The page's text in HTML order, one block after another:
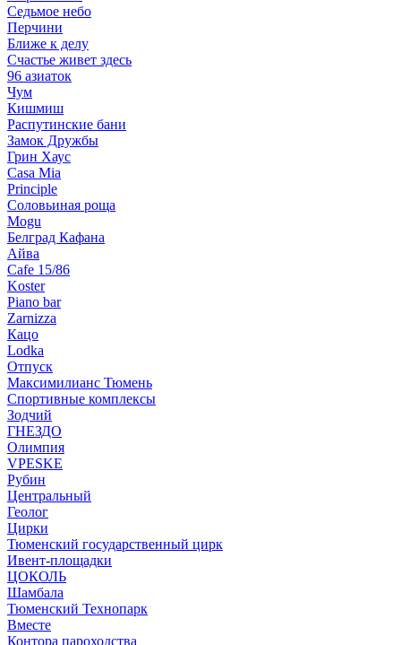
Седьмое небо
Перчини
Ближе к делу
Счастье живет здесь
96 азиаток
Чум
Кишмиш
Распутинские бани
Замок Дружбы
Грин Хаус
Casa Mia
Principle
Соловьиная роща
Mogu
Белград Кафана
Айва
Cafe 15/86
Koster
Piano bar
Zarnizza
Кацо
Lodka
Отпуск
Максимилианс Тюмень
Спортивные комплексы
Зодчий
ГНЕЗДО
Олимпия
VPESKE
Рубин
Центральный
Геолог
Цирки
Тюменский государственный цирк
Ивент-площадки
ЦОКОЛЬ
Шамбала
Тюменский Технопарк
Вместе
Контора пароходства